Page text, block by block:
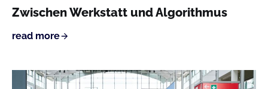
Zwischen Werkstatt und Algorithmus
read more